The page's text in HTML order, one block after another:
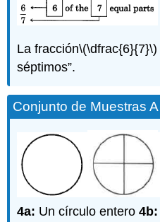
La fracción\(\dfrac{6}{7}\)
séptimos”.
Conjunto de Muestras A
4a: Un círculo entero4b: